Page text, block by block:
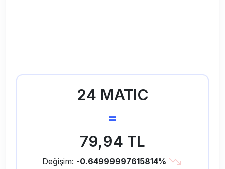
24 MATIC
=
79,94 TL
Değişim: -0.64999997615814%